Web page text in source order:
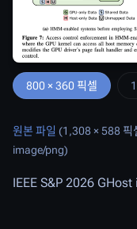
800 × 360 픽셀
원본 파일 (1,308 × 588 픽
image/png)
IEEE S&P 2026